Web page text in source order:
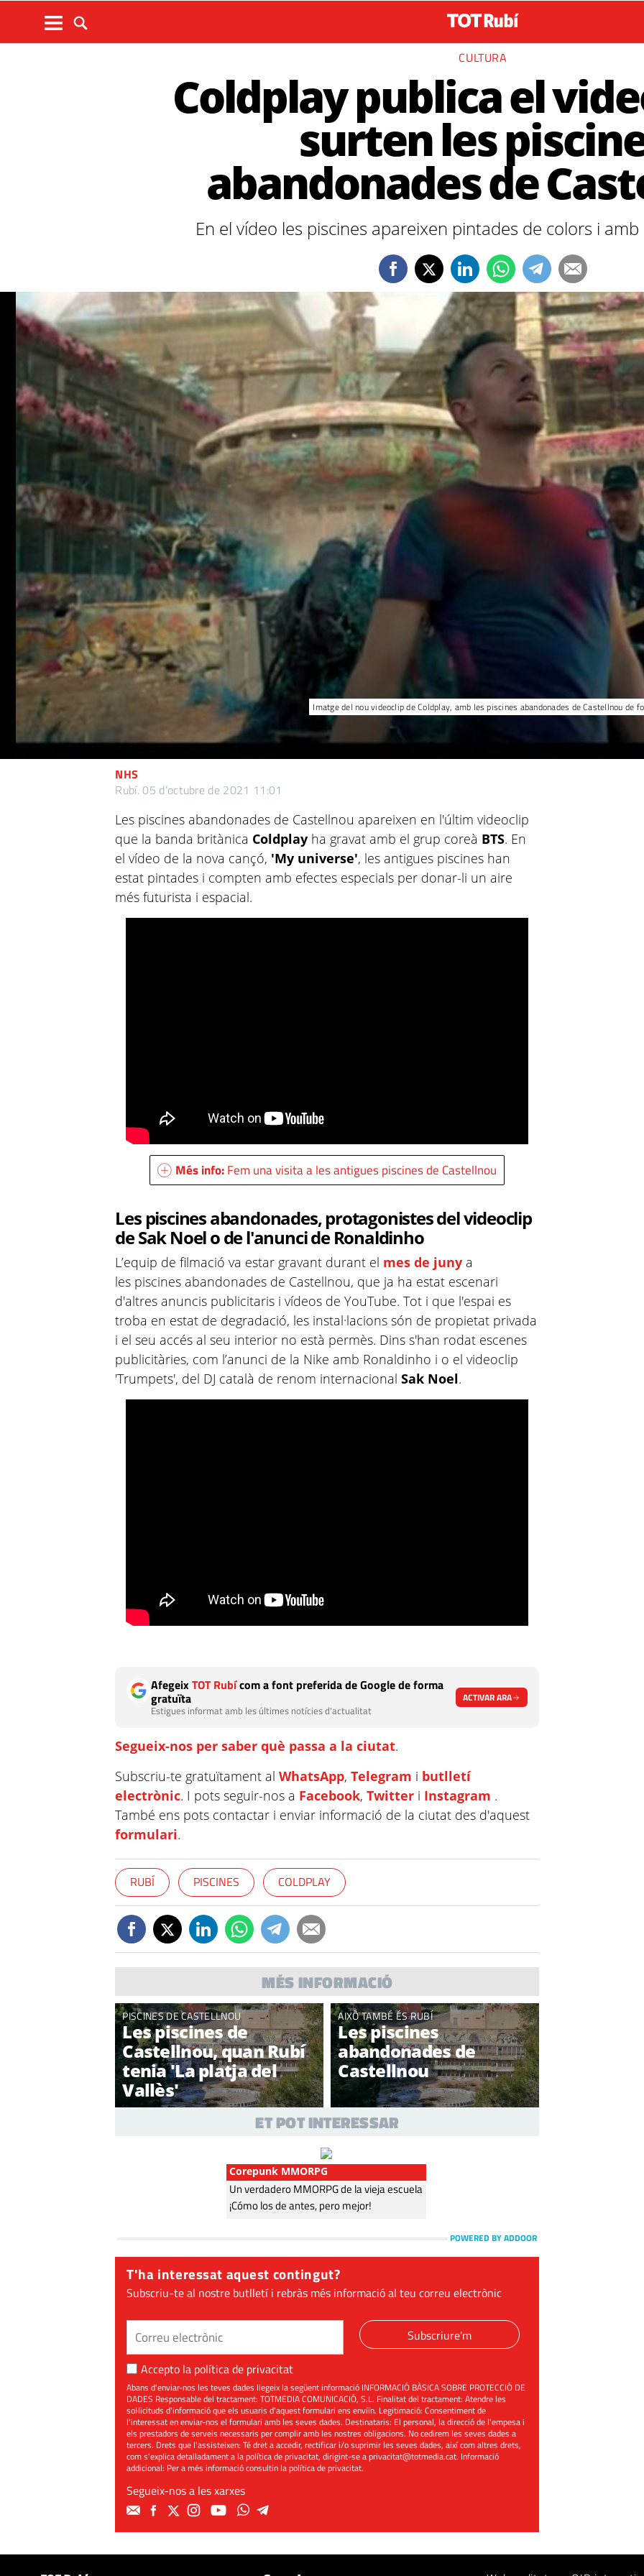
CULTURA
Coldplay publica el
surten les
abandonades de
En el vídeo les piscines apareixen pintades de colors i
Imatge del nou videoclip de Coldplay, amb les piscines abandonades de Castellnou de
NHS
Rubí. 05 d’octubre de 2021 11:01
Les piscines abandonades de Castellnou apareixen en l'últim videoclip
que la banda britànica Coldplay ha gravat amb el grup coreà BTS. En
el vídeo de la nova cançó, 'My universe', les antigues piscines han
estat pintades i compten amb efectes especials per donar-li un aire
més futurista i espacial.
Més info:Fem una visita a les antigues piscines de Castellnou
Les piscines abandonades, protagonistes del videoclip
de Sak Noel o de l'anunci de Ronaldinho
L’equip de filmació va estar gravant durant el mes de juny a
les piscines abandonades de Castellnou, que ja ha estat escenari
d'altres anuncis publicitaris i vídeos de YouTube. Tot i que l'espai es
troba en estat de degradació, les instal·lacions són de propietat privada
i el seu accés al seu interior no està permès. Dins s'han rodat escenes
publicitàries, com l’anunci de la Nike amb Ronaldinho i o el videoclip
'Trumpets', del DJ català de renom internacionalSak Noel.
AfegeixTOT Rubícom a font preferida de Google de forma
gratuïta
Estigues informat amb les últimes notícies d'actualitat
ACTIVAR ARA
Segueix-nos per saber què passa a la ciutat.
Subscriu-te gratuïtament alWhatsApp,Telegram i butlletí
electrònic. I pots seguir-nos a Facebook,Twitter i Instagram .
També ens pots contactar i enviar informació de la ciutat des d'aquest
formulari.
RUBÍ PISCINES COLDPLAY
MÉS INFORMACIÓ
PISCINES DE CASTELLNOU
Les piscines de
Castellnou, quan Rubí
tenia 'La platja del
Vallès'
AIXÒ TAMBÉ ÉS RUBÍ
Les piscines
abandonades de
Castellnou
ET POT INTERESSAR
Corepunk MMORPG
Un verdadero MMORPG de la vieja escuela
¡Cómo los de antes, pero mejor!
POWERED BY ADDOOR
T'ha interessat aquest contingut?
Subscriu-te al nostre butlletí i rebràs més informació al teu correu electrònic
Subscriure'm
Accepto la política de privacitat
Abans d'enviar-nos les teves dades llegeix la següent informació INFORMACIÓ BÀSICA SOBRE PROTECCIÓ DE
DADES Responsable del tractament: TOTMEDIA COMUNICACIÓ, S.L. Finalitat del tractament: Atendre les
sol·licituds d'informació que els usuaris d'aquest formulari ens enviïn. Legitimació: Consentiment de
l'interessat en enviar-nos el formulari amb les seves dades. Destinataris: El personal, la direcció de l'empesa i
els prestadors de serveis necessaris per complir amb les nostres obligacions. No cedirem les seves dades a
tercers. Drets que l'assisteixen: Té dret a accedir, rectificar i/o suprimir les seves dades, així com altres drets,
com s'explica detalladament a la política de privacitat, dirigint-se aprivacitat@totmedia.cat. Informació
addicional: Per a més informació consultin lapolítica de privacitat.
Segueix-nos a les xarxes